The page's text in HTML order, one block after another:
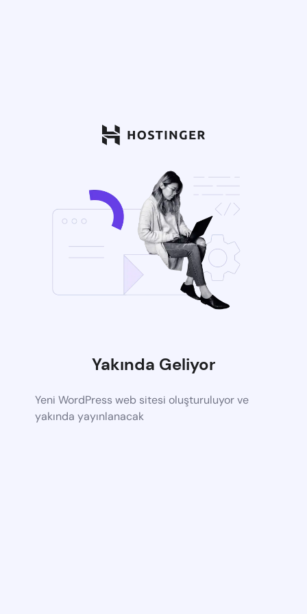
Yakında Geliyor
Yeni WordPress web sitesi oluşturuluyor ve
yakında yayınlanacak